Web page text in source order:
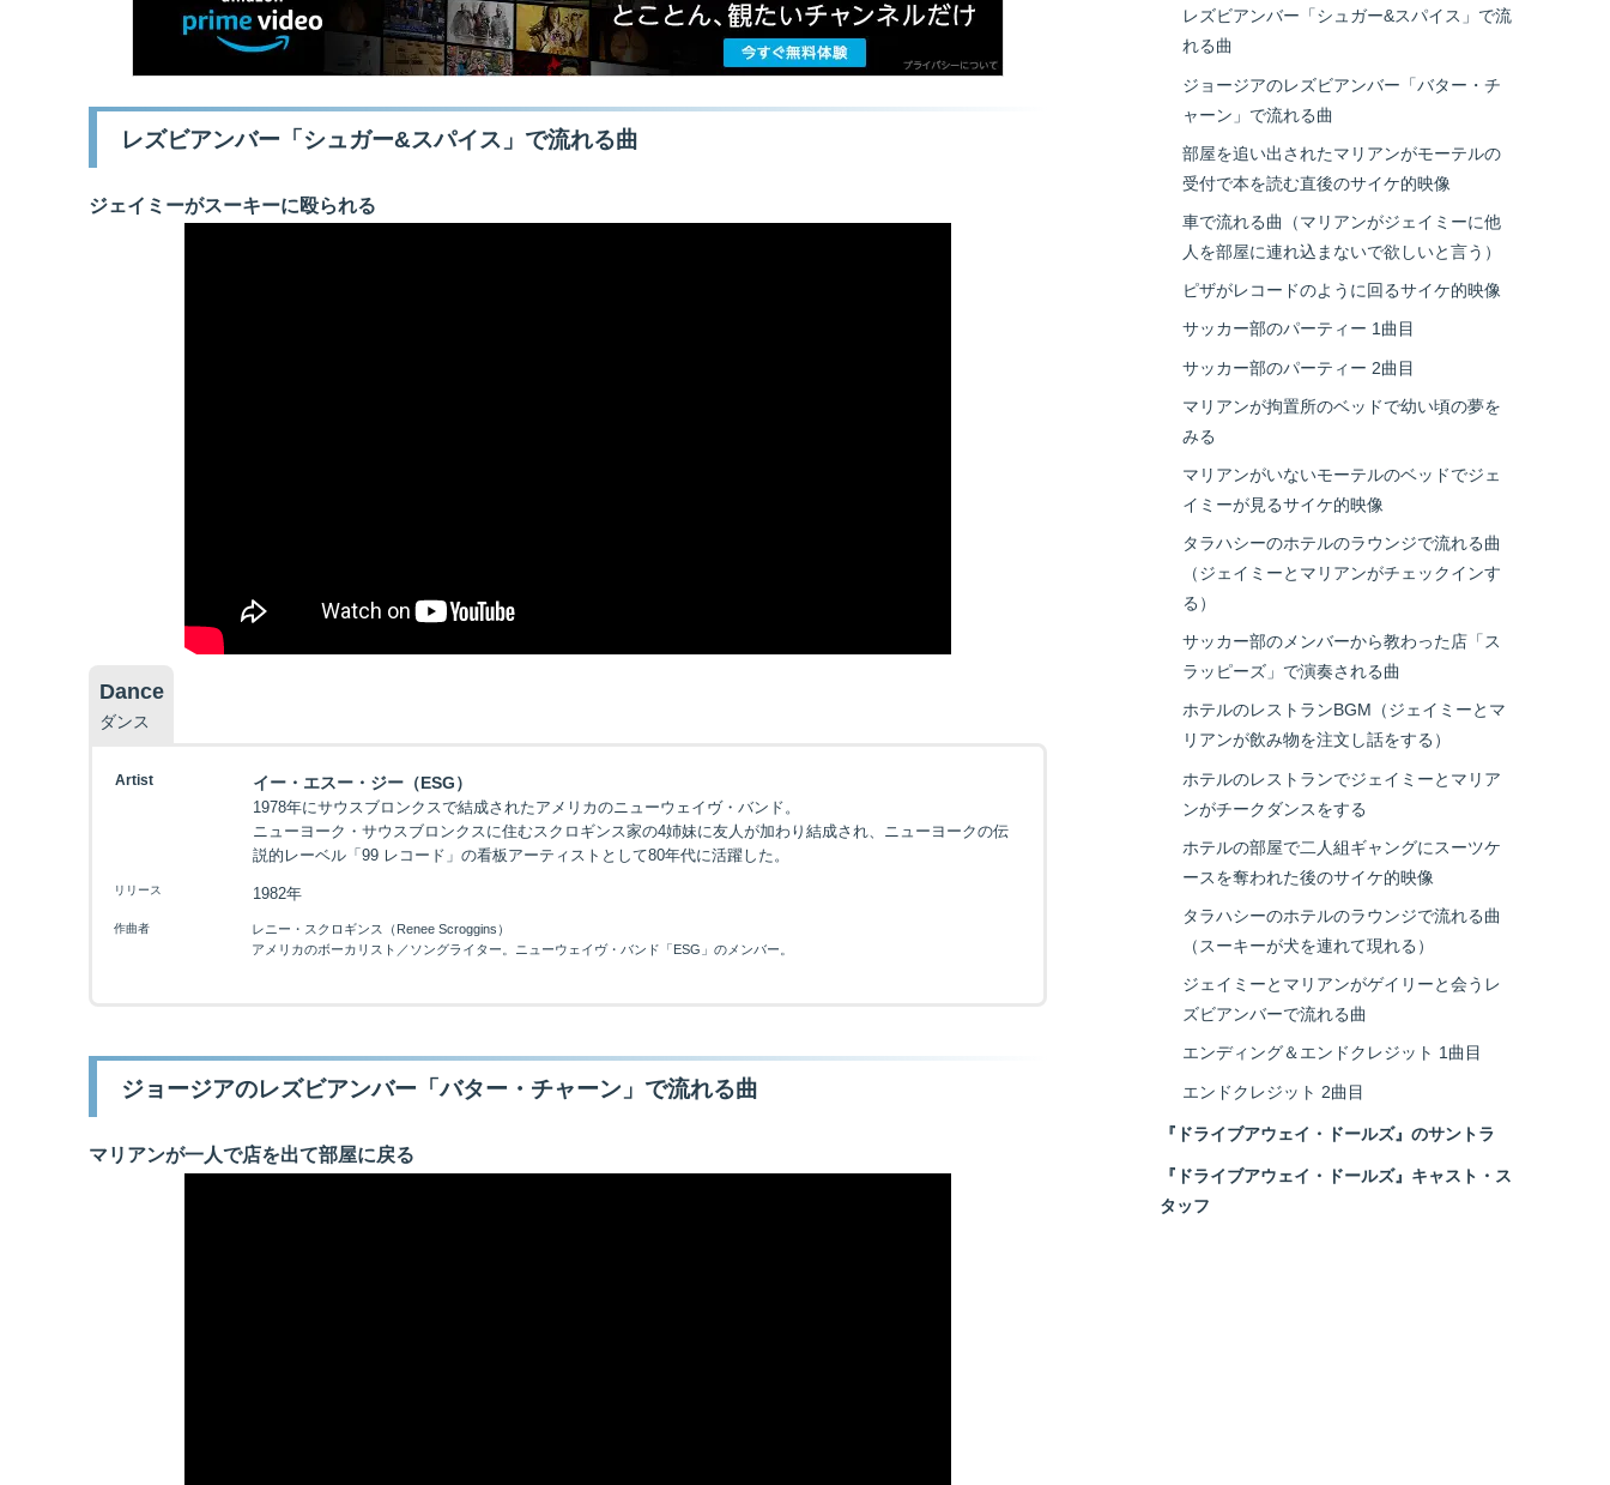
レズビアンバー「シュガー&スパイス」で流れる曲
ジェイミーがスーキーに殴られる
Dance
ダンス
Artist イー・エスー・ジー（ESG）
1978年にサウスブロンクスで結成されたアメリカのニューウェイヴ・バンド。
ニューヨーク・サウスブロンクスに住むスクロギンス家の4姉妹に友人が加わり結成され、ニューヨークの伝
説的レーベル「99 レコード」の看板アーティストとして80年代に活躍した。
リリース 1982年
作曲者
レニー・スクロギンス（Renee Scroggins）
アメリカのボーカリスト／ソングライター。ニューウェイヴ・バンド「ESG」のメンバー。
ジョージアのレズビアンバー「バター・チャーン」で流れる曲
マリアンが一人で店を出て部屋に戻る
レズビアンバー「シュガー&スパイス」で流
れる曲
ジョージアのレズビアンバー「バター・チ
ャーン」で流れる曲
部屋を追い出されたマリアンがモーテルの
受付で本を読む直後のサイケ的映像
車で流れる曲（マリアンがジェイミーに他
人を部屋に連れ込まないで欲しいと言う）
ピザがレコードのように回るサイケ的映像
サッカー部のパーティー 1曲目
サッカー部のパーティー 2曲目
マリアンが拘置所のベッドで幼い頃の夢を
みる
マリアンがいないモーテルのベッドでジェ
イミーが見るサイケ的映像
タラハシーのホテルのラウンジで流れる曲
（ジェイミーとマリアンがチェックインす
る）
サッカー部のメンバーから教わった店「ス
ラッピーズ」で演奏される曲
ホテルのレストランBGM（ジェイミーとマ
リアンが飲み物を注文し話をする）
ホテルのレストランでジェイミーとマリア
ンがチークダンスをする
ホテルの部屋で二人組ギャングにスーツケ
ースを奪われた後のサイケ的映像
タラハシーのホテルのラウンジで流れる曲
（スーキーが犬を連れて現れる）
ジェイミーとマリアンがゲイリーと会うレ
ズビアンバーで流れる曲
エンディング＆エンドクレジット 1曲目
エンドクレジット 2曲目
『ドライブアウェイ・ドールズ』のサントラ
『ドライブアウェイ・ドールズ』キャスト・ス
タッフ